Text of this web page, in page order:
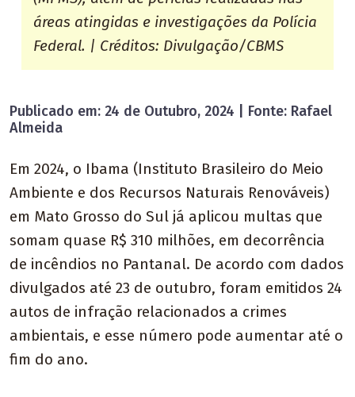
áreas atingidas e investigações da Polícia
Federal. | Créditos: Divulgação/CBMS
Publicado em: 24 de Outubro, 2024 | Fonte: Rafael
Almeida
Em 2024, o Ibama (Instituto Brasileiro do Meio
Ambiente e dos Recursos Naturais Renováveis)
em Mato Grosso do Sul já aplicou multas que
somam quase R$ 310 milhões, em decorrência
de incêndios no Pantanal. De acordo com dados
divulgados até 23 de outubro, foram emitidos 24
autos de infração relacionados a crimes
ambientais, e esse número pode aumentar até o
fim do ano.